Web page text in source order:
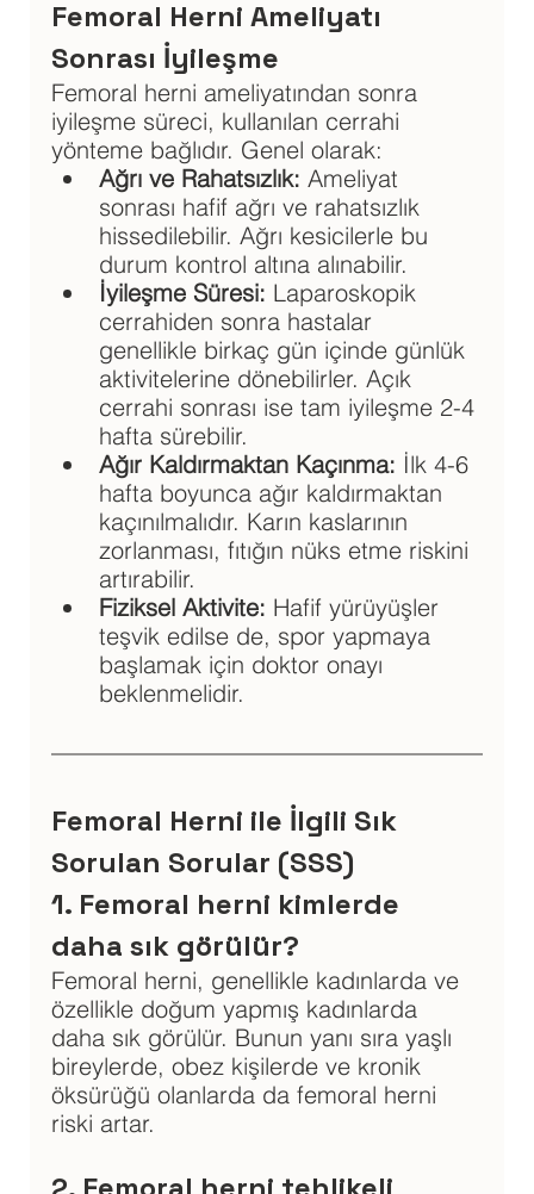
Femoral Herni Ameliyatı
Sonrası İyileşme
Femoral herni ameliyatından sonra
iyileşme süreci, kullanılan cerrahi
yönteme bağlıdır. Genel olarak:
Ağrı ve Rahatsızlık: Ameliyat
sonrası hafif ağrı ve rahatsızlık
hissedilebilir. Ağrı kesicilerle bu
durum kontrol altına alınabilir.
İyileşme Süresi: Laparoskopik
cerrahiden sonra hastalar
genellikle birkaç gün içinde günlük
aktivitelerine dönebilirler. Açık
cerrahi sonrası ise tam iyileşme 2-4
hafta sürebilir.
Ağır Kaldırmaktan Kaçınma: İlk 4-6
hafta boyunca ağır kaldırmaktan
kaçınılmalıdır. Karın kaslarının
zorlanması, fıtığın nüks etme riskini
artırabilir.
Fiziksel Aktivite: Hafif yürüyüşler
teşvik edilse de, spor yapmaya
başlamak için doktor onayı
beklenmelidir.
Femoral Herni ile İlgili Sık
Sorulan Sorular (SSS)
1. Femoral herni kimlerde
daha sık görülür?
Femoral herni, genellikle kadınlarda ve
özellikle doğum yapmış kadınlarda
daha sık görülür. Bunun yanı sıra yaşlı
bireylerde, obez kişilerde ve kronik
öksürüğü olanlarda da femoral herni
riski artar.